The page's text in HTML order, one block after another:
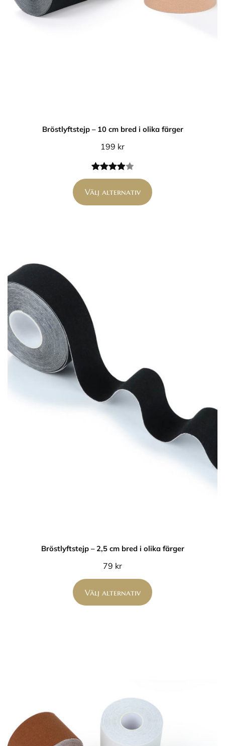
Bröstlyftstejp – 10 cm bred i olika färger
199 kr
Betygsatt
4.00av 5
1
Välj alternativ
Bröstlyftstejp – 2,5 cm bred i olika färger
79 kr
Välj alternativ